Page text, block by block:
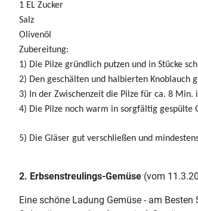
1 EL Zucker
Salz
Olivenöl
Zubereitung:
1) Die Pilze gründlich putzen und in Stücke
2) Den geschälten und halbierten Knoblauch
3) In der Zwischenzeit die Pilze für ca. 8 Min.
4) Die Pilze noch warm in sorgfältig
5) Die Gläser gut verschließen und
2. Erbsenstreulings-Gemüse (vom
Eine schöne Ladung Gemüse - am